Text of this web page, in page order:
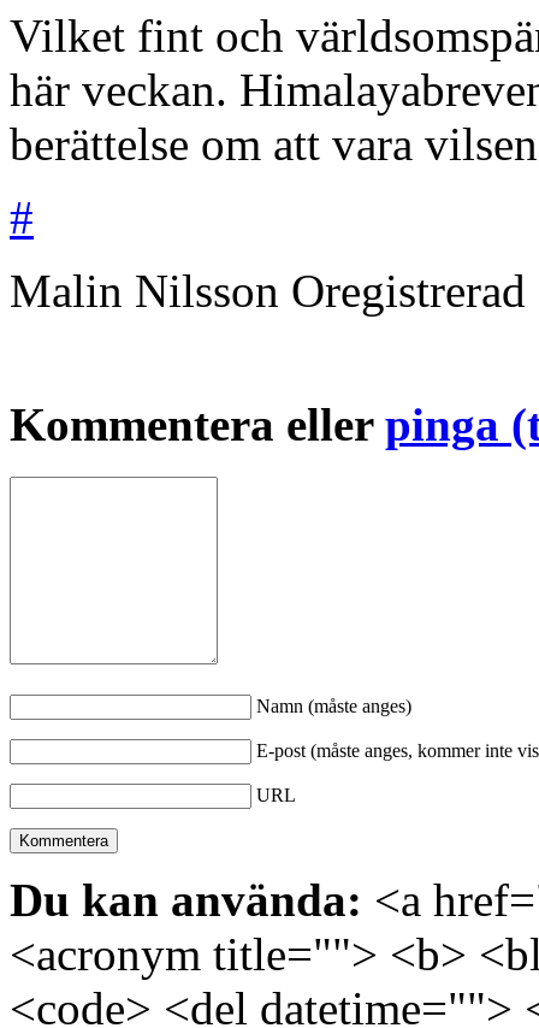
Vilket fint och
här veckan.
berättelse om att vara
#
Malin Nilsson Oregistrerad
Kommentera eller pinga
Namn (måste anges)
E-post (måste anges, kommer inte
URL
Du kan använda: <a
<acronym title=""> <b>
<code> <del